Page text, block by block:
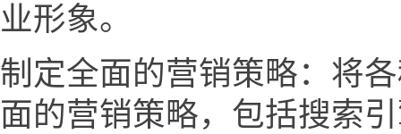
业形象。
制定全面的营销策略：将
面的营销策略，包括搜索